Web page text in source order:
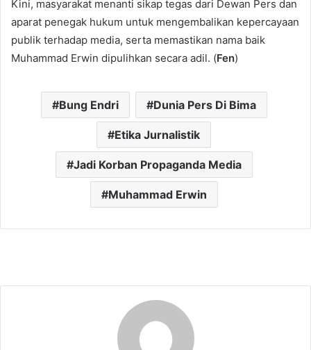
Kini, masyarakat menanti sikap tegas dari Dewan Pers dan
aparat penegak hukum untuk mengembalikan kepercayaan
publik terhadap media, serta memastikan nama baik
Muhammad Erwin dipulihkan secara adil. (Fen)
Bung Endri Dunia Pers Di Bima
Etika Jurnalistik
Jadi Korban Propaganda Media
Muhammad Erwin